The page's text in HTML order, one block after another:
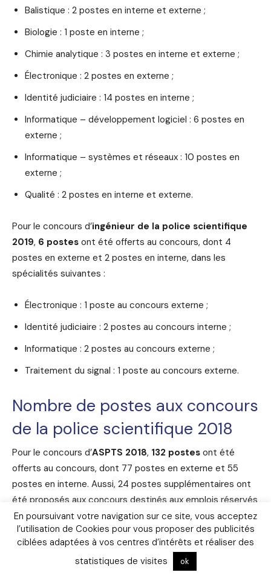
Balistique : 2 postes en interne et externe ;
Biologie : 1 poste en interne ;
Chimie analytique : 3 postes en interne et externe ;
Électronique : 2 postes en externe ;
Identité judiciaire : 14 postes en interne ;
Informatique – développement logiciel : 6 postes en
externe ;
Informatique – systèmes et réseaux : 10 postes en
externe ;
Qualité : 2 postes en interne et externe.
Pour le concours d’ingénieur de la police scientifique
2019, 6 postes ont été offerts au concours, dont 4
postes en externe et 2 postes en interne, dans les
spécialités suivantes :
Électronique : 1 poste au concours externe ;
Identité judiciaire : 2 postes au concours interne ;
Informatique : 2 postes au concours externe ;
Traitement du signal : 1 poste au concours externe.
Nombre de postes aux concours
de la police scientifique 2018
Pour le concours d’ASPTS 2018, 132 postes ont été
offerts au concours, dont 77 postes en externe et 55
postes en interne. Aussi, 24 postes supplémentaires ont
été proposés aux concours destinés aux emplois réservés
et aux travailleurs handicapés.
Pour le concours de technicien principal 2018,77
ont été offerts au concours, dont 47 en externe
En poursuivant votre navigation sur ce site, vous acceptez
l’utilisation de Cookies pour vous proposer des publicités
ciblées adaptées à vos centres d’intérêts et réaliser des
statistiques de visites
ok